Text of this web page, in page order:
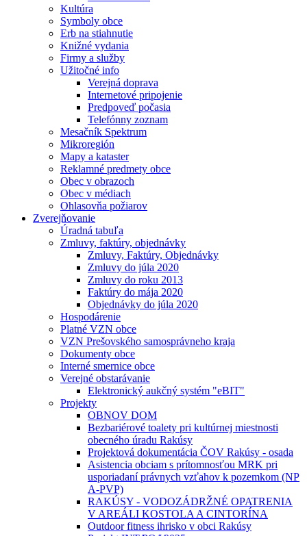
Kultúra
Symboly obce
Erb na stiahnutie
Knižné vydania
Firmy a služby
Užitočné info
Verejná doprava
Internetové pripojenie
Predpoveď počasia
Telefónny zoznam
Mesačník Spektrum
Mikroregión
Mapy a kataster
Reklamné predmety obce
Obec v obrazoch
Obec v médiach
Ohlasovňa požiarov
Zverejňovanie
Úradná tabuľa
Zmluvy, faktúry, objednávky
Zmluvy, Faktúry, Objednávky
Zmluvy do júla 2020
Zmluvy do roku 2013
Faktúry do mája 2020
Objednávky do júla 2020
Hospodárenie
Platné VZN obce
VZN Prešovského samosprávneho kraja
Dokumenty obce
Interné smernice obce
Verejné obstarávanie
Elektronický aukčný systém "eBIT"
Projekty
OBNOV DOM
Bezbariérové toalety pri kultúrnej miestnosti
obecného úradu Rakúsy
Projektová dokumentácia ČOV Rakúsy - osada
Asistencia obciam s prítomnosťou MRK pri
usporiadaní právnych vzťahov k pozemkom (NP
A-PVP)
RAKÚSY - VODOZÁDRŽNÉ OPATRENIA
V AREÁLI KOSTOLA A CINTORÍNA
Outdoor fitness ihrisko v obci Rakúsy